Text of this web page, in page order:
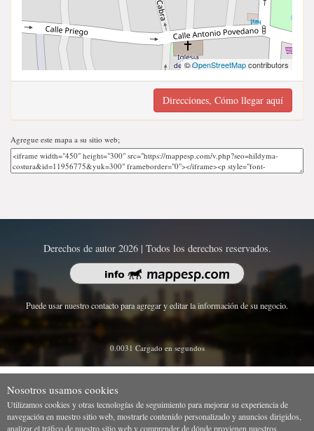
©OpenStreetMapcontributors
Direcciones, Cómo llegar aquí
Agregue este mapa a su sitio web;
Derechos de autor 2026 | Todos los derechos reservados.
Puede usar nuestro contacto para agregar y editar la información de su negocio.
0.0031 Cargado en segundos
Nosotros usamos cookies
Utilizamos cookies y otras tecnologías de seguimiento para mejorar su experiencia de
navegación en nuestro sitio web, mostrarle contenido personalizado y anuncios dirigidos,
analizar el tráfico de nuestro sitio web y comprender de dónde provienen nuestros